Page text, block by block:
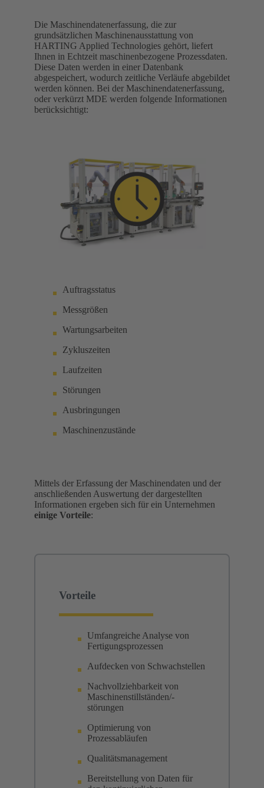
Die Maschinendatenerfassung, die zur
grundsätzlichen Maschinenausstattung von
HARTING Applied Technologies gehört, liefert
Ihnen in Echtzeit maschinenbezogene Prozessdaten.
Diese Daten werden in einer Datenbank
abgespeichert, wodurch zeitliche Verläufe abgebildet
werden können. Bei der Maschinendatenerfassung,
oder verkürzt MDE werden folgende Informationen
berücksichtigt:
Auftragsstatus
Messgrößen
Wartungsarbeiten
Zykluszeiten
Laufzeiten
Störungen
Ausbringungen
Maschinenzustände
Mittels der Erfassung der Maschinendaten und der
anschließenden Auswertung der dargestellten
Informationen ergeben sich für ein Unternehmen
einige Vorteile:
Vorteile
Umfangreiche Analyse von
Fertigungsprozessen
Aufdecken von Schwachstellen
Nachvollziehbarkeit von
Maschinenstillständen/-
störungen
Optimierung von
Prozessabläufen
Qualitätsmanagement
Bereitstellung von Daten für